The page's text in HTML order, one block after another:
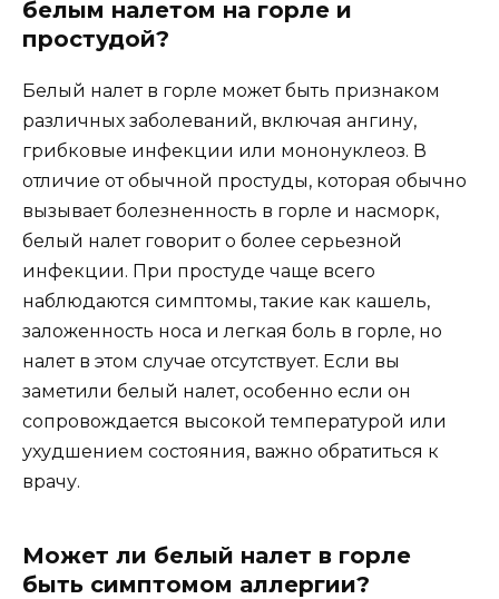
белым налетом на горле и
простудой?
Белый налет в горле может быть признаком
различных заболеваний, включая ангину,
грибковые инфекции или мононуклеоз. В
отличие от обычной простуды, которая обычно
вызывает болезненность в горле и насморк,
белый налет говорит о более серьезной
инфекции. При простуде чаще всего
наблюдаются симптомы, такие как кашель,
заложенность носа и легкая боль в горле, но
налет в этом случае отсутствует. Если вы
заметили белый налет, особенно если он
сопровождается высокой температурой или
ухудшением состояния, важно обратиться к
врачу.
Может ли белый налет в горле
быть симптомом аллергии?